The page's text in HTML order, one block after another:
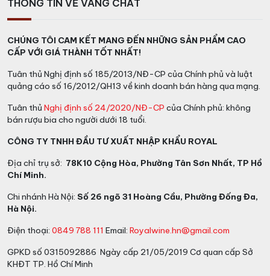
THÔNG TIN VỀ VANG CHẤT
CHÚNG TÔI CAM KẾT MANG ĐẾN NHỮNG SẢN PHẨM CAO
CẤP VỚI GIÁ THÀNH TỐT NHẤT!
Tuân thủ Nghị định số 185/2013/NĐ-CP của Chính phủ và luật
quảng cáo số 16/2012/QH13 về kinh doanh bán hàng qua mạng.
Tuân thủ Nghị định số 24/2020/NĐ-CP của Chính phủ: không
bán rượu bia cho người dưới 18 tuổi.
CÔNG TY TNHH ĐẦU TƯ XUẤT NHẬP KHẨU ROYAL
Địa chỉ trụ sở: 78K10 Cộng Hòa, Phường Tân Sơn Nhất, TP Hồ
Chí Minh.
Chi nhánh Hà Nội: Số 26 ngõ 31 Hoàng Cầu, Phường Đống Đa,
Hà Nội.
Điện thoại: 0849 788 111 Email: Royalwine.hn@gmail.com
GPKD số 0315092886 Ngày cấp 21/05/2019 Cơ quan cấp Sở
KHĐT TP. Hồ Chí Minh